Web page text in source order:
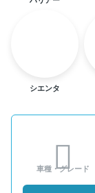
シエンタ
車種・グレード